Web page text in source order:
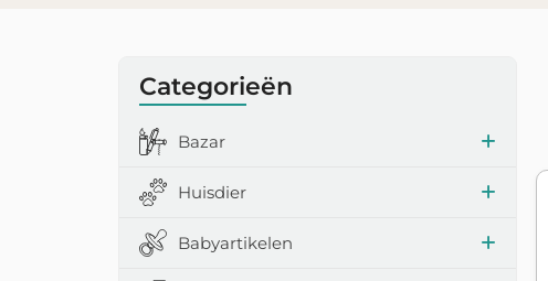
Categorieën
Bazar
Huisdier
Babyartikelen